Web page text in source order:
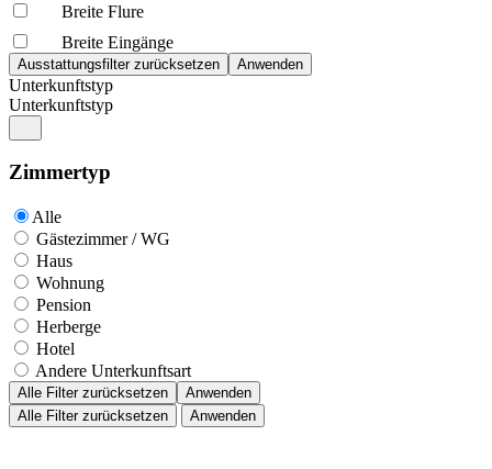
Breite Flure
Breite Eingänge
Unterkunftstyp
Unterkunftstyp
Zimmertyp
Alle
Gästezimmer / WG
Haus
Wohnung
Pension
Herberge
Hotel
Andere Unterkunftsart
Alle Filter zurücksetzen
Anwenden
Alle Filter zurücksetzen
Anwenden